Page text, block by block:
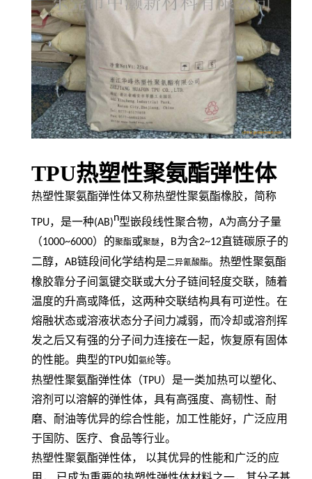
TPU热塑性聚氨酯弹性体
热塑性聚氨酯弹性体又称热塑性聚氨酯橡胶，简称
TPU，是一种(AB)n型嵌段线性聚合物， A为高分子量
（1000~6000）的聚酯或聚醚， B为含2~12 直链碳原子的
二醇， AB链段间化学结构是二异氰酸酯。热塑性聚氨酯
橡胶靠分子间氢键交联或大分子链间轻度交联，随着
温度的升高或降低，这两种交联结构具有可逆性。在
熔融状态或溶液状态分子间力减弱，而冷却或溶剂挥
发之后又有强的分子间力连接在一起，恢复原有固体
的性能。典型的TPU如氨纶等。
热塑性聚氨酯弹性体（TPU）是一类加热可以塑化、
溶剂可以溶解的弹性体，具有高强度、高韧性、耐
磨、耐油等优异的综合性能，加工性能好，广泛应用
于国防、医疗、食品等行业。
热塑性聚氨酯弹性体，
以其优异的性能和广泛的应